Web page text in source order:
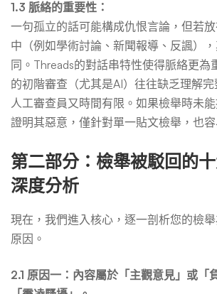
1.3 脈絡的重要性：
一句孤立的話可能構成仇恨言論，但若
中（例如學術討論、新聞報導、反諷）
同。Threads的對話串特性使得脈絡更為
的初階審查（尤其是AI）往往缺乏理解
人工審查員又時間有限。如果檢舉時未
證明其惡意，僅針對單一貼文檢舉，也容
第二部分：檢舉被駁回的
深度分析
現在，我們進入核心，逐一剖析您的檢
原因。
2.1 原因一：內容屬於「主觀意見」或「